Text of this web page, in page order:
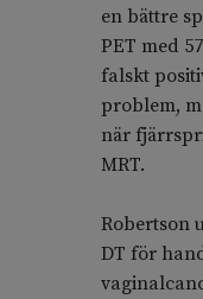
en bättre
PET med
falskt
problem,
när
MRT.
Robertson
DT för